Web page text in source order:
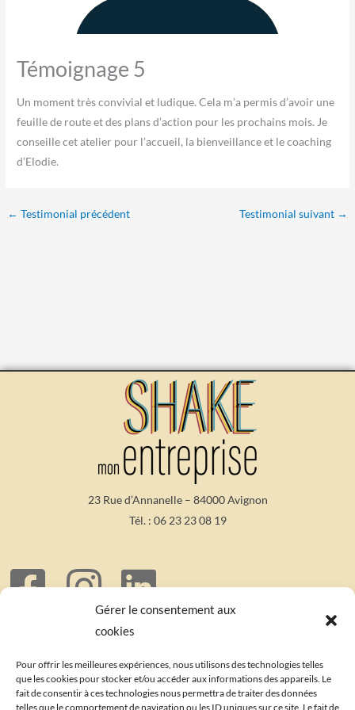
Gérer le consentement aux
cookies
Pour offrir les meilleures expériences, nous utilisons des technologies telles
que les cookies pour stocker et/ou accéder aux informations des appareils. Le
fait de consentir à ces technologies nous permettra de traiter des données
telles que le comportement de navigation ou les ID uniques sur ce site. Le fait de
Témoignage 5
Un moment très convivial et ludique. Cela m’a permis d’avoir une
feuille de route et des plans d’action pour les prochains mois. Je
conseille cet atelier pour l’accueil, la bienveillance et le coaching
d’Elodie.
← Testimonial précédent Testimonial suivant →
23 Rue d’Annanelle – 84000 Avignon
Tél. : 06 23 23 08 19
Copyright Shake Mon Entreprise 2023 – Shake Mon Entreprise est une marque
Inscrivez-vous à la Newsletter